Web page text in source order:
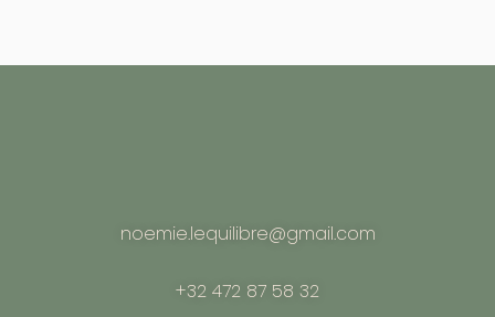
noemie.lequilibre@gmail.com
+32 472 87 58 32